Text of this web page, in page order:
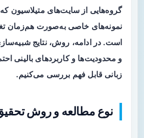
گروه‌هایی از سایت‌های متیلاسیون
نمونه‌های خاصی به‌صورت هم‌زمان
است. در ادامه، روش، نتایج
و محدودیت‌ها و کاربردهای بالینی
زبانی قابل فهم بررسی می‌کنیم.
نوع مطالعه و روش